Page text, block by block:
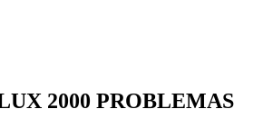
2000 PROBLEMAS